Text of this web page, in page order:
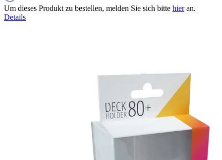
Um dieses Produkt zu bestellen, melden Sie sich bitte hieran.
Details